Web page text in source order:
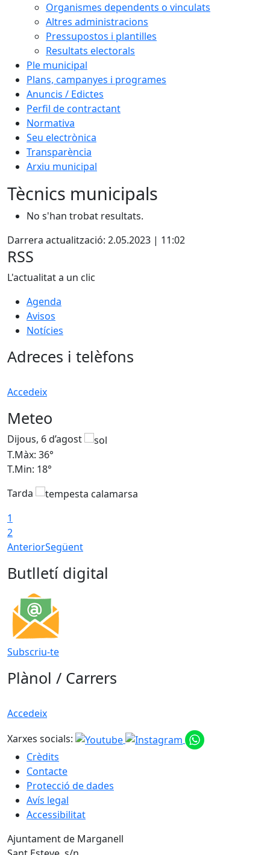
Organismes dependents o vinculats
Altres administracions
Pressupostos i plantilles
Resultats electorals
Ple municipal
Plans, campanyes i programes
Anuncis / Edictes
Perfil de contractant
Normativa
Seu electrònica
Transparència
Arxiu municipal
Tècnics municipals
No s'han trobat resultats.
Darrera actualització: 2.05.2023 | 11:02
RSS
L'actualitat a un clic
Agenda
Avisos
Notícies
Adreces i telèfons
Accedeix
Meteo
Dijous, 6 d’agost
T.Màx: 36°
T.Min: 18°
Tarda
1
2
AnteriorSegüent
Butlletí digital
Subscriu-te
Plànol / Carrers
Accedeix
Xarxes socials:
Crèdits
Contacte
Protecció de dades
Avís legal
Accessibilitat
Ajuntament de Marganell